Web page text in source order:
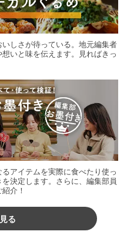
しさが待っている。地元編集者
いと味を伝えます。見ればきっ
アイテムを実際に食べたり使っ
決定します。さらに、編集部員
介！
る